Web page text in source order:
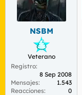
NSBM
Veterano
Registro
8 Sep 2008
Mensajes
1.543
Reacciones
0